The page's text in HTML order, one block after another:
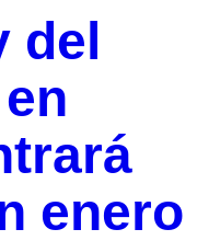
del
enero